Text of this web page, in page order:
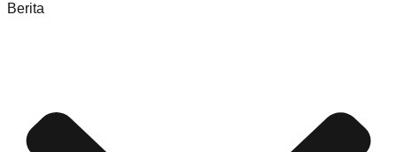
Berita